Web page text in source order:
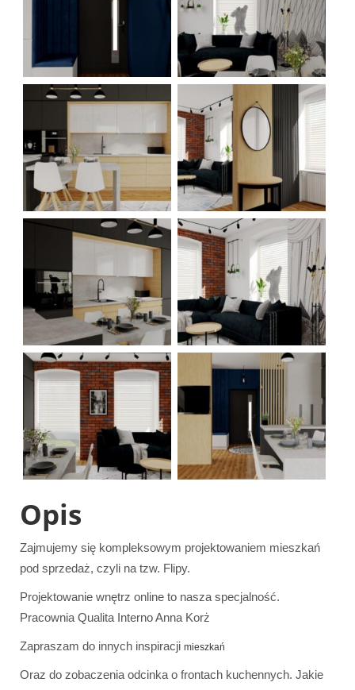
Opis
Zajmujemy się kompleksowym projektowaniem mieszkań
pod sprzedaż, czyli na tzw. Flipy.
Projektowanie wnętrz online to nasza specjalność.
Pracownia Qualita Interno Anna Korż
Zapraszam do innych inspiracji mieszkań
Oraz do zobaczenia odcinka o frontach kuchennych. Jakie